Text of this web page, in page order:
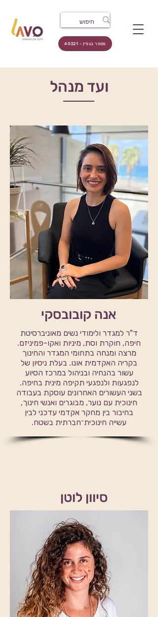
מספר בגפ״ן - 40321
ועד מנהל
אנה קובובסקי
ד"ר למגדר ולימודי נשים מאוניברסיטת
חיפה, חוקרת וסת, מיניות ואקו-פמיניזם.
מרצה ומנחה בתחומי המגדר והחינוך
בקריה האקדמית אונו. בעלת ניסיון של
עשור בהנחיה ובניהול במרכז הסיוע
לנפגעות ולנפגעי תקיפה מינית בחיפה.
בשני העשורים האחרונים עוסקת בעבודה
חינוכית עם נוער, מבוגרים ואנשי חינוך,
בחיבור בין מחקר אקדמי עדכני לבין
עשייה חינוכית־חברתית בשטח.
סיוון לוטן